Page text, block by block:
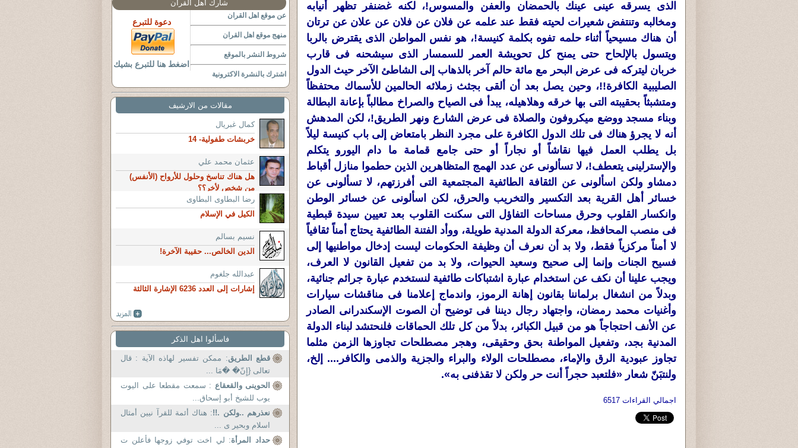
الذى يسرقه عينى عينك بالحمضان والعفن والمسوس!، لكنه غضنفر تظهر أنيابه
ومخالبه وتنتفض شعيرات لحيته فقط عند علمه عن فلان عن فلان عن علان عن ترتان
أن هناك مسيحياً أثناء حلمه تفوه بكلمة كنيسة!، هو نفس المواطن الذى يقترض بالربا
ويتسول بالإلحاح حتى يمنح كل تحويشة العمر للسمسار الذى سيشحنه فى قارب
خربان ليتركه فى عرض البحر مع مائة حالم آخر بالذهاب إلى الشاطئ الآخر حيث الدول
الصليبية الكافرة!!، وحين يصل بعد أن ألقى بجثث زملائه الحالمين للأسماك محتفظاً
ومتشبثاً بحقيبته التى بها خرقه وهلاهيله، يبدأ فى الصياح والصراخ مطالباً بإعانة البطالة
وبناء مسجد ووضع ميكروفون والصلاة فى عرض الشارع ونهر الطريق!، لكن المدهش
أنه لا يجرؤ هناك فى تلك الدول الكافرة على مجرد النظر بامتعاض إلى باب كنيسة ليلاً
بل يطلب العمل فيها نقاشاً أو نجاراً أو حتى جامع قمامة ما دام اليورو يتكلم
والإسترلينى يتعطف!، لا تسألونى عن عدد الهمج المتظاهرين الذين حطموا منازل أقباط
دمشاو ولكن اسألونى عن الثقافة الطائفية المجتمعية التى أفرزتهم، لا تسألونى عن
خسائر أهل القرية بعد التكسير والتخريب والحرق، لكن اسألونى عن خسائر الوطن
وانكسار القلوب وحرق مساحات التفاؤل التى سكنت القلوب بعد تعيين سيدة قبطية
فى منصب المحافظ، معركة الدولة المدنية طويلة، ووأد الفتنة الطائفية يحتاج أمناً ثقافياً
لا أمناً مركزياً فقط، ولا بد أن نعرف أن وظيفة الحكومات ليست إدخال مواطنيها إلى
فسيح الجنات وإنما إلى صحيح وسعيد الحيوات، ولا بد من تفعيل القانون لا العرف،
ويجب علينا أن نكف عن استخدام عبارة اشتباكات طائفية لنستخدم عبارة جرائم جنائية،
وبدلاً من انشغال برلماننا بقانون إهانة الرموز، واندماج إعلامنا فى مناقشات سيارات
وأغنيات محمد رمضان، واجتهاد رجال ديننا فى توضيح أن الصوت الإسكندرانى الصادر
عن الأنف احتجاجاً هو من قبيل الكبائر، بدلاً من كل تلك الحماقات فلنحتشد لبناء الدولة
المدنية بجد، وتفعيل المواطنة بحق وحقيقى، وهجر مصطلحات تجاوزها الزمن مثلما
تجاوز عبودية الرق والإماء، مصطلحات الولاء والبراء والجزية والذمى والكافر.... إلخ،
ولنتبَنّ شعار «فلتعبد حجراً أنت حر ولكن لا تقذفنى به».
اجمالي القراءات 6517
شارك اهل القران
عن موقع اهل القران
منهج موقع اهل القران
شروط النشر بالموقع
اشترك بالنشرة الاكترونية
دعوة للتبرع
اضغط هنا للتبرع بشيك
مقالات من الارشيف
كمال غبريال
خربشات طفولية- 14
عثمان محمد علي
هل هناك تناسخ وحلول للأرواح (الأنفس)
من شخص لأخر؟؟
رضا البطاوى البطاوى
الكيل في الإسلام
نسيم بسالم
الدين الخالص... حقيبة الآخرة!
عبدالله جلغوم
إشارات إلى العدد 6236 الإشارة الثالثة
فاسألوا اهل الذكر
قطع الطريق: ممكن تفسير لهاذه الآية : قال
تعالى {إِنّ� �مَا ...
الحوينى والقعقاع : سمعت مقطعا على اليوت
يوب للشيخ أبو إسحاق...
نعذرهم ..ولكن .!!: هناك أئمة للقرآ نيين أمثال
اسلام وبحير ى ...
حداد المرأة: لي اخت توفي زوجها فأعلن ت